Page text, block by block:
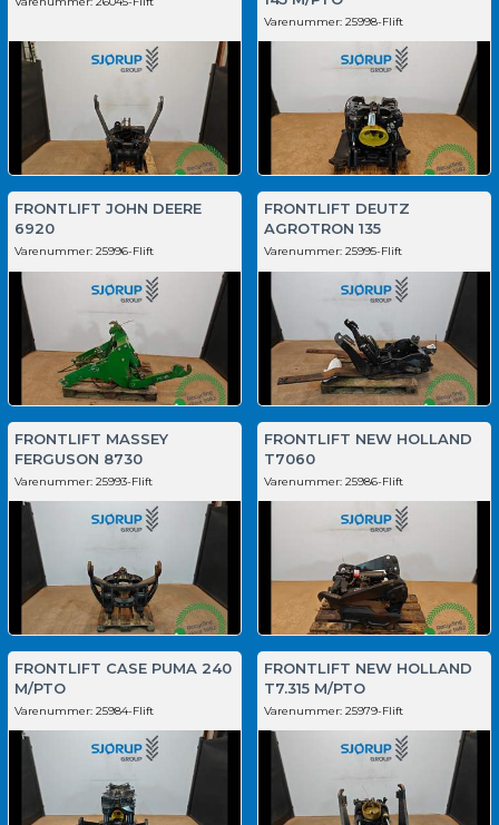
Varenummer: 25998-Flift
FRONTLIFT JOHN DEERE
6920
Varenummer: 25996-Flift
FRONTLIFT DEUTZ
AGROTRON 135
Varenummer: 25995-Flift
FRONTLIFT MASSEY
FERGUSON 8730
Varenummer: 25993-Flift
FRONTLIFT NEW HOLLAND
T7060
Varenummer: 25986-Flift
FRONTLIFT CASE PUMA 240
M/PTO
Varenummer: 25984-Flift
FRONTLIFT NEW HOLLAND
T7.315 M/PTO
Varenummer: 25979-Flift